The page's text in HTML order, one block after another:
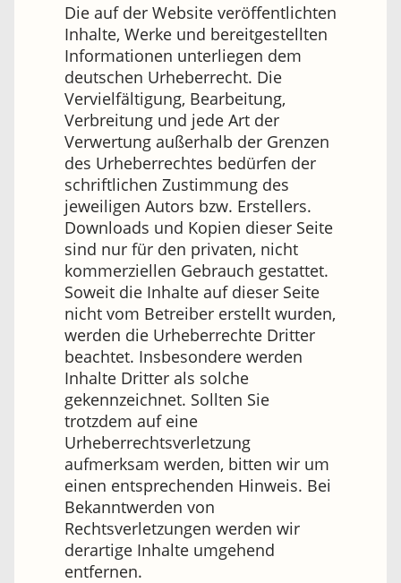
Die auf der Website veröffentlichten
Inhalte, Werke und bereitgestellten
Informationen unterliegen dem
deutschen Urheberrecht. Die
Vervielfältigung, Bearbeitung,
Verbreitung und jede Art der
Verwertung außerhalb der Grenzen
des Urheberrechtes bedürfen der
schriftlichen Zustimmung des
jeweiligen Autors bzw. Erstellers.
Downloads und Kopien dieser Seite
sind nur für den privaten, nicht
kommerziellen Gebrauch gestattet.
Soweit die Inhalte auf dieser Seite
nicht vom Betreiber erstellt wurden,
werden die Urheberrechte Dritter
beachtet. Insbesondere werden
Inhalte Dritter als solche
gekennzeichnet. Sollten Sie
trotzdem auf eine
Urheberrechtsverletzung
aufmerksam werden, bitten wir um
einen entsprechenden Hinweis. Bei
Bekanntwerden von
Rechtsverletzungen werden wir
derartige Inhalte umgehend
entfernen.